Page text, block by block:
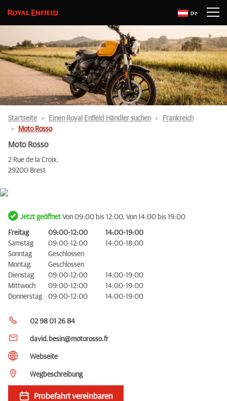
De
Startseite Einen Royal Enfield Händler suchen
Frankreich
Moto Rosso
Moto Rosso
2 Rue de la Croix,
29200 Brest
Jetzt geöffnet Von 09:00 bis 12:00, Von 14:00 bis 19:00
Freitag 09:00-12:00
14:00-19:00
Samstag
09:00-12:00
14:00-18:00
Sonntag
Geschlossen
Montag
Geschlossen
Dienstag
09:00-12:00
14:00-19:00
Mittwoch
09:00-12:00
14:00-19:00
Donnerstag
09:00-12:00 14:00-19:00
02 98 01 26 84
david.besin@motorosso.fr
Webseite
Wegbeschreibung
Probefahrt vereinbaren